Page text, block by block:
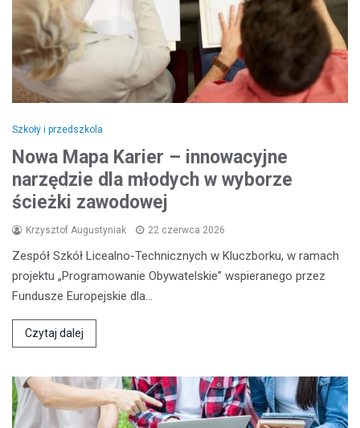
Szkoły i przedszkola
Nowa Mapa Karier – innowacyjne
narzędzie dla młodych w wyborze
ścieżki zawodowej
Krzysztof Augustyniak 22 czerwca 2026
Zespół Szkół Licealno-Technicznych w Kluczborku, w ramach
projektu „Programowanie Obywatelskie” wspieranego przez
Fundusze Europejskie dla…
Czytaj dalej